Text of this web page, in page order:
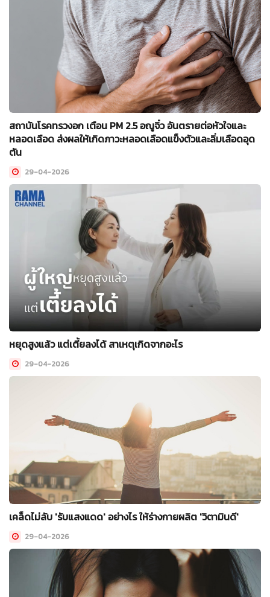
สถาบันโรคทรวงอก เตือน PM 2.5 อณูจิ๋ว อันตรายต่อหัวใจและ
หลอดเลือด ส่งผลให้เกิดภาวะหลอดเลือดแข็งตัวและลิ่มเลือดอุด
ตัน
29-04-2026
หยุดสูงแล้ว แต่เตี้ยลงได้ สาเหตุเกิดจากอะไร
29-04-2026
เคล็ดไม่ลับ 'รับแสงแดด' อย่างไร ให้ร่างกายผลิต 'วิตามินดี'
29-04-2026